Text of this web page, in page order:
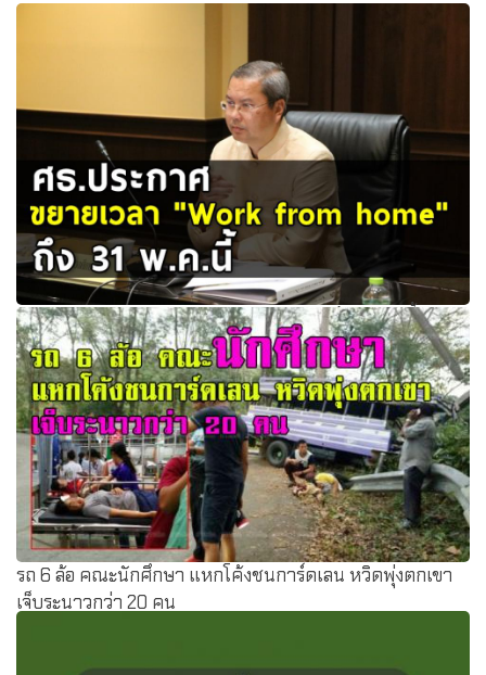
ศธ.ประกาศขยายเวลา "Work from home" ถึง 31 พ.ค.นี้
ป้องกันโควิด-19
รถ 6 ล้อ คณะนักศึกษา แหกโค้งชนการ์ดเลน หวิดพุ่งตกเขา
เจ็บระนาวกว่า 20 คน